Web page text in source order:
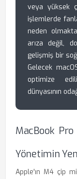
veya yüksek
işlemlerde
neden
arıza değil,
gelişmiş bir
Gelecek
optimize
dünyasının
MacBook
Yönetimin
Apple'ın M4 çip